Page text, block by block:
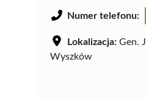
Numer telefonu:
Lokalizacja: Gen.
Wyszków